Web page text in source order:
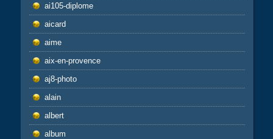
ai105-diplome
aicard
aime
aix-en-provence
aj8-photo
alain
albert
album